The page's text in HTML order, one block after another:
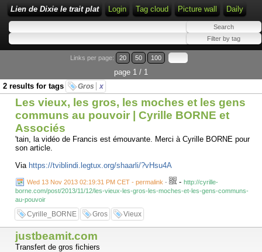
Lien de Dixie le trait plat Login Tag cloud Picture wall Daily
Links per page: 20 50 100
page 1 / 1
2 results for tags
Gros x
Les vieux, les gros, les moches et les gens
communs au pouvoir | Cyrille BORNE et
Associés
'tain, la vidéo de Francis est émouvante. Merci à Cyrille BORNE pour
son article.
Via https://tviblindi.legtux.org/shaarli/?vHsu4A
Wed 13 Nov 2013 02:19:31 PM CET - permalink - - http://cyrille-
borne.com/post/2013/11/12/les-vieux-les-gros-les-moches-et-les-gens-communs-
au-pouvoir
Cyrille_BORNE Gros Vieux
justbeamit.com
Transfert de gros fichiers